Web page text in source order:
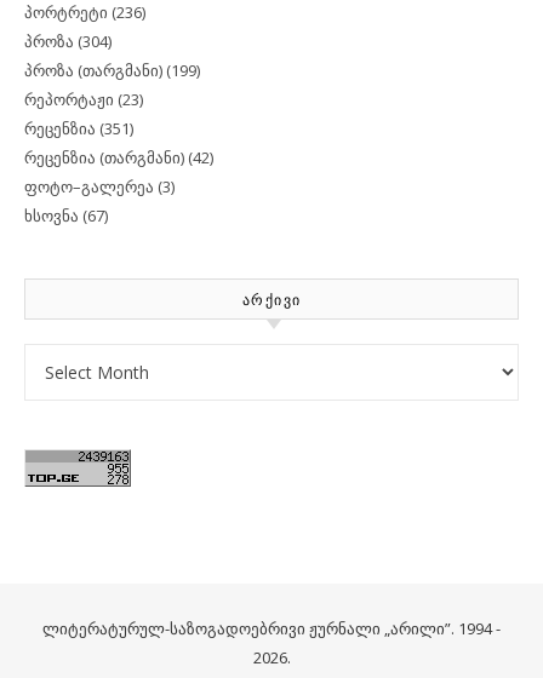
პორტრეტი (236)
პროზა (304)
პროზა (თარგმანი) (199)
რეპორტაჟი (23)
რეცენზია (351)
რეცენზია (თარგმანი) (42)
ფოტო–გალერეა (3)
ხსოვნა (67)
ᲐᲠᲥᲘᲕᲘ
ლიტერატურულ-საზოგადოებრივი ჟურნალი „არილი”. 1994 -
2026.